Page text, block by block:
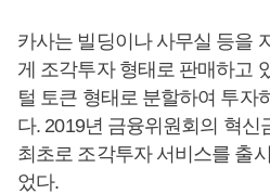
카사는 빌딩이나 사무실 등을
게 조각투자 형태로 판매하고
털 토큰 형태로 분할하여 투자
다. 2019년 금융위원회의 혁신
최초로 조각투자 서비스를 출
었다.